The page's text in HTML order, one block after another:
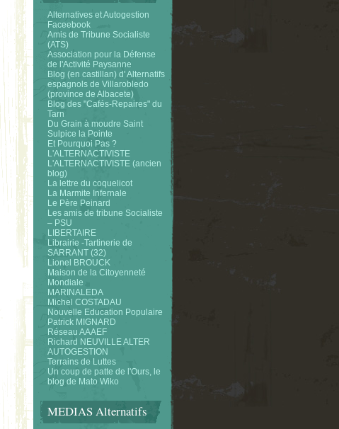
Alternatives et Autogestion
Faceebook
Amis de Tribune Socialiste
(ATS)
Association pour la Défense
de l'Activité Paysanne
Blog (en castillan) d' Alternatifs
espagnols de Villarobledo
(province de Albacete)
Blog des "Cafés-Repaires" du
Tarn
Du Grain à moudre Saint
Sulpice la Pointe
Et Pourquoi Pas ?
L'ALTERNACTIVISTE
L'ALTERNACTIVISTE (ancien
blog)
La lettre du coquelicot
La Marmite Infernale
Le Père Peinard
Les amis de tribune Socialiste
– PSU
LIBERTAIRE
Librairie -Tartinerie de
SARRANT (32)
Lionel BROUCK
Maison de la Citoyenneté
Mondiale
MARINALEDA
Michel COSTADAU
Nouvelle Education Populaire
Patrick MIGNARD
Réseau AAAEF
Richard NEUVILLE ALTER
AUTOGESTION
Terrains de Luttes
Un coup de patte de l'Ours, le
blog de Mato Wiko
MEDIAS Alternatifs